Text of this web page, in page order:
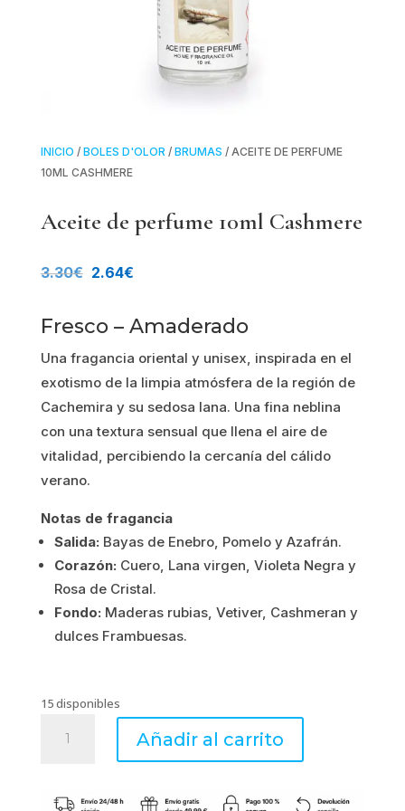
INICIO / BOLES D'OLOR/ BRUMAS / ACEITE DE PERFUME
10ML CASHMERE
Aceite de perfume 10ml Cashmere
3.30€ El
original
era:
3.30€.
2.64€El
actual
es:
2.64€.
Fresco – Amaderado
Una fragancia oriental y unisex, inspirada en el
exotismo de la limpia atmósfera de la región de
Cachemira y su sedosa lana. Una fina neblina
con una textura sensual que llena el aire de
vitalidad, percibiendo la cercanía del cálido
verano.
Notas de fragancia
Salida: Bayas de Enebro, Pomelo y Azafrán.
Corazón: Cuero, Lana virgen, Violeta Negra y
Rosa de Cristal.
Fondo: Maderas rubias, Vetiver, Cashmeran y
dulces Frambuesas.
15 disponibles
Cashmere
Añadir al carrito